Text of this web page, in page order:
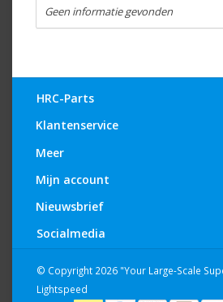
Geen informatie gevonden
HRC-Parts
Klantenservice
Meer
Mijn account
Nieuwsbrief
Socialmedia
© Copyright 2026 "Your Large-Scale
Lightspeed